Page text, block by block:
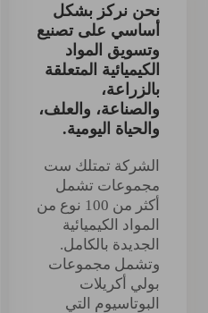
نحن نركز بشكل
أساسي على تصنيع
وتسويق المواد
الكيميائية المتعلقة
بالزراعة،
والصناعة، والعلف،
والحياة اليومية.
الشركة تمتلك ست
مجموعات تشمل
أكثر من 100 نوع من
المواد الكيميائية
الجديدة بالكامل.
وتشمل مجموعات
بولي أكريلات
البوتاسيوم التي